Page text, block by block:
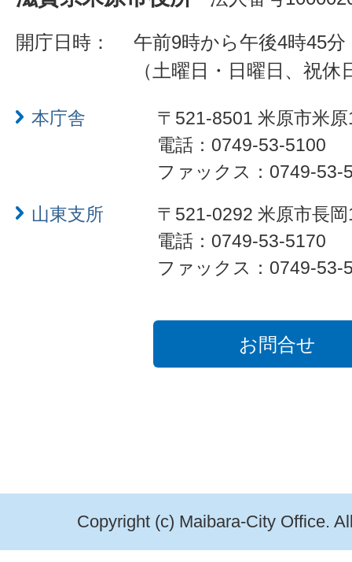
開庁日時：
午前9時から午後4時45分
（土曜日・日曜日、祝
本庁舎
〒521-8501 米原市米
電話：0749-53-5100
ファックス：0749-53-
山東支所
〒521-0292 米原市長
電話：0749-53-5170
ファックス：0749-53-
お問合せ
Copyright (c) Maibara-City Office.